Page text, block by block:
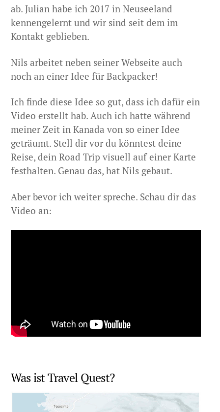
ab. Julian habe ich 2017 in Neuseeland
kennengelernt und wir sind seit dem im
Kontakt geblieben.
Nils arbeitet neben seiner Webseite auch
noch an einer Idee für Backpacker!
Ich finde diese Idee so gut, dass ich dafür ein
Video erstellt hab. Auch ich hatte während
meiner Zeit in Kanada von so einer Idee
geträumt. Stell dir vor du könntest deine
Reise, dein Road Trip visuell auf einer Karte
festhalten. Genau das, hat Nils gebaut.
Aber bevor ich weiter spreche. Schau dir das
Video an:
Was ist Travel Quest?